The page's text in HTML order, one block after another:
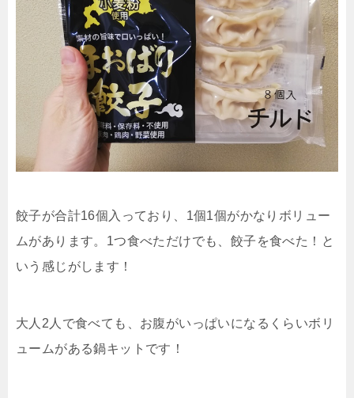
餃子が合計16個入っており、1個1個がかなりボリュー
ムがあります。1つ食べただけでも、餃子を食べた！と
いう感じがします！
大人2人で食べても、お腹がいっぱいになるくらいボリ
ュームがある鍋キットです！